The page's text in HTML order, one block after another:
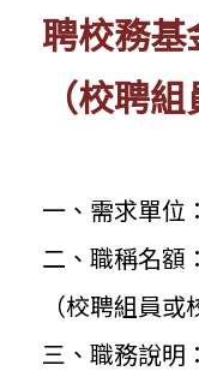
聘校務
（校聘
一、需求單位
二、職稱名額
（校聘組員或
三、職務說明：